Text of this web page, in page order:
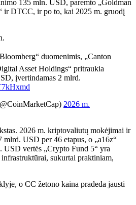
135 mln. USD, paremto „Goldman
ir DTCC, ir po to, kai 2025 m. gruodį
duomenimis, „Canton
Asset Holdings“ pritraukia
įvertindamas 2 mlrd.
2026 m.
2026 m. kriptovaliutų mokėjimai ir
USD per 46 etapus, o „a16z“
USD vertės „Crypto Fund 5“ yra
sukurtai praktiniam,
o CC žetono kaina pradeda jausti